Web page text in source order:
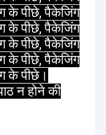
के पीछे, पैकेजिंग
के पीछे, पैकेजिंग
के पीछे, पैकेजिंग
के पीछे, पैकेजिंग
के पीछे।
न होने की